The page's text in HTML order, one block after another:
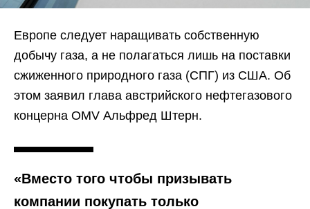
Европе следует наращивать собственную
добычу газа, а не полагаться лишь на поставки
сжиженного природного газа (СПГ) из США. Об
этом заявил глава австрийского нефтегазового
концерна OMV Альфред Штерн.
«Вместо того чтобы призывать
компании покупать только